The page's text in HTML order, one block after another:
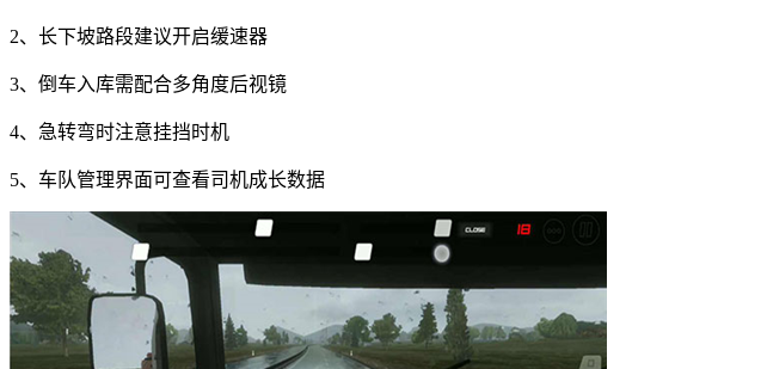
2、长下坡路段建议开启缓速器
3、倒车入库需配合多角度后视镜
4、急转弯时注意挂挡时机
5、车队管理界面可查看司机成长数据